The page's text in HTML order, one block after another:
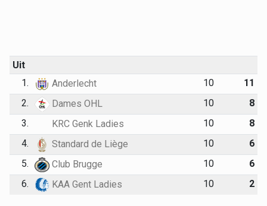
Uit
1.
Anderlecht 10
11
2.
Dames OHL 10
8
3.
KRC Genk Ladies 10
8
4.
Standard de Liège 10
6
5.
Club Brugge 10
6
6.
KAA Gent Ladies 10 2